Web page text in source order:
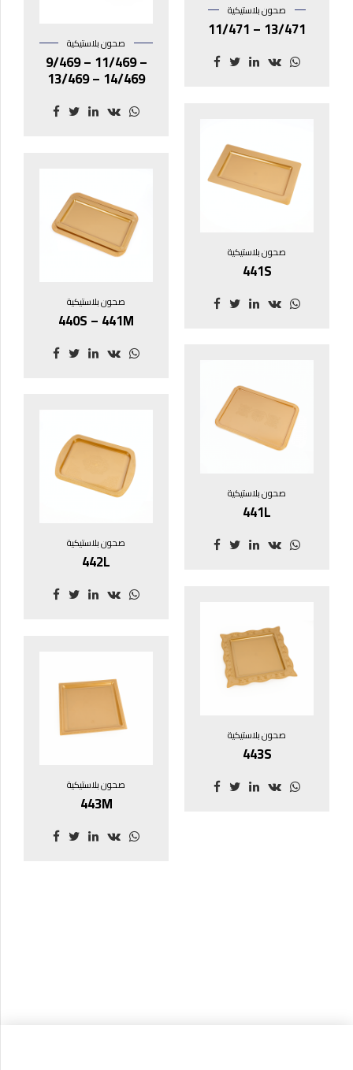
صحون بلاستيكية
11/471 – 13/471
صحون بلاستيكية
9/469 – 11/469 –
13/469 – 14/469
صحون بلاستيكية
441S
صحون بلاستيكية
440S – 441M
صحون بلاستيكية
441L
صحون بلاستيكية
442L
صحون بلاستيكية
443S
صحون بلاستيكية
443M